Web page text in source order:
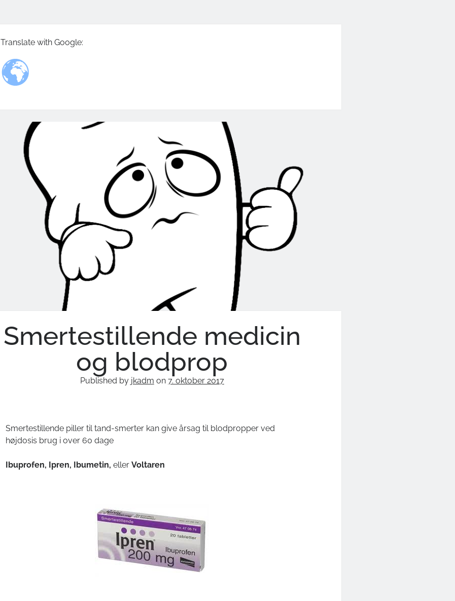
Translate with Google:
Smertestillende medicin
og blodprop
Published by jkadm on 7. oktober 2017
Smertestillende piller til tand-smerter kan give årsag til blodpropper ved
højdosis brug i over 60 dage
Ibuprofen, Ipren, Ibumetin, ellerVoltaren